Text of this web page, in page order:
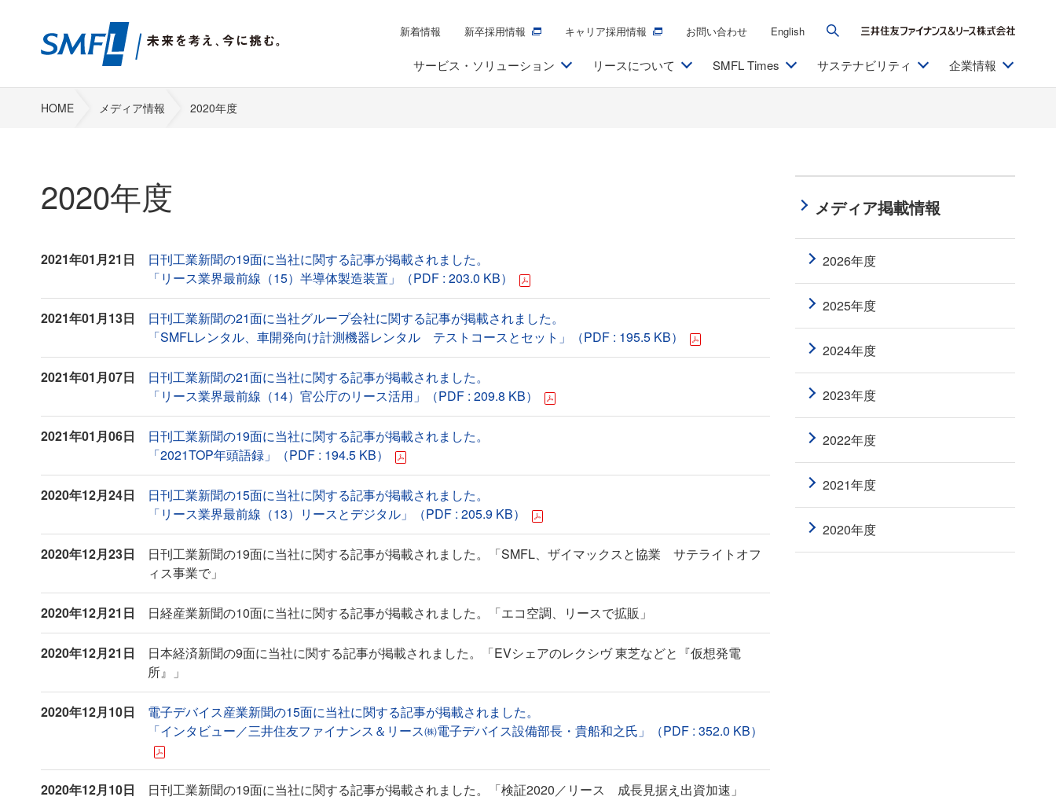
新着情報 新卒採用情報 キャリア採用情報 お問い合わせ English
サービス・ソリューション リースについて SMFL Times サステナビリティ 企業情報
HOME メディア情報 2020年度
2020年度
2021年01月21日
日刊工業新聞の19面に当社に関する記事が掲載されました。
「リース業界最前線（15）半導体製造装置」（PDF : 203.0 KB）
2021年01月13日
日刊工業新聞の21面に当社グループ会社に関する記事が掲載されました。
「SMFLレンタル、車開発向け計測機器レンタル テストコースとセット」（PDF : 195.5 KB）
2021年01月07日
日刊工業新聞の21面に当社に関する記事が掲載されました。
「リース業界最前線（14）官公庁のリース活用」（PDF : 209.8 KB）
2021年01月06日
日刊工業新聞の19面に当社に関する記事が掲載されました。
「2021TOP年頭語録」（PDF : 194.5 KB）
2020年12月24日
日刊工業新聞の15面に当社に関する記事が掲載されました。
「リース業界最前線（13）リースとデジタル」（PDF : 205.9 KB）
2020年12月23日
日刊工業新聞の19面に当社に関する記事が掲載されました。「SMFL、ザイマックスと協業 サテライトオフ
ィス事業で」
2020年12月21日 日経産業新聞の10面に当社に関する記事が掲載されました。「エコ空調、リースで拡販」
2020年12月21日
日本経済新聞の9面に当社に関する記事が掲載されました。「EVシェアのレクシヴ 東芝などと『仮想発電
所』」
2020年12月10日
電子デバイス産業新聞の15面に当社に関する記事が掲載されました。
「インタビュー／三井住友ファイナンス＆リース㈱電子デバイス設備部長・貴船和之氏」（PDF : 352.0 KB）
2020年12月10日 日刊工業新聞の19面に当社に関する記事が掲載されました。「検証2020／リース 成長見据え出資加速」
メディア掲載情報
2026年度
2025年度
2024年度
2023年度
2022年度
2021年度
2020年度